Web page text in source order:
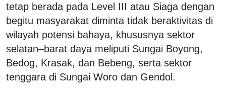
tetap berada pada Level III atau Siaga dengan
begitu masyarakat diminta tidak beraktivitas di
wilayah potensi bahaya, khususnya sektor
selatan–barat daya meliputi Sungai Boyong,
Bedog, Krasak, dan Bebeng, serta sektor
tenggara di Sungai Woro dan Gendol.